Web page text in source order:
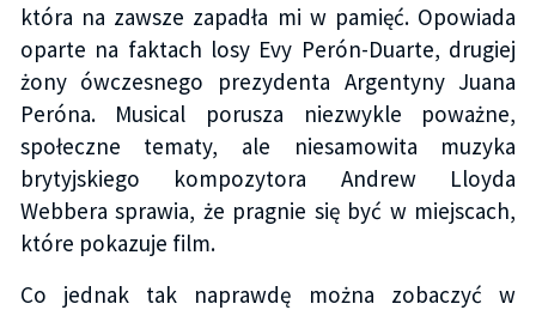
która na zawsze zapadła mi w pamięć. Opowiada
oparte na faktach losy Evy Perón-Duarte, drugiej
żony ówczesnego prezydenta Argentyny Juana
Peróna. Musical porusza niezwykle poważne,
społeczne tematy, ale niesamowita muzyka
brytyjskiego kompozytora Andrew Lloyda
Webbera sprawia, że pragnie się być w miejscach,
które pokazuje film.
Co jednak tak naprawdę można zobaczyć w